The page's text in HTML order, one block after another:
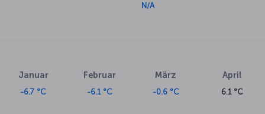
N/A
Januar
-6.7 °C
Februar
-6.1 °C
März
-0.6 °C
April
6.1 °C